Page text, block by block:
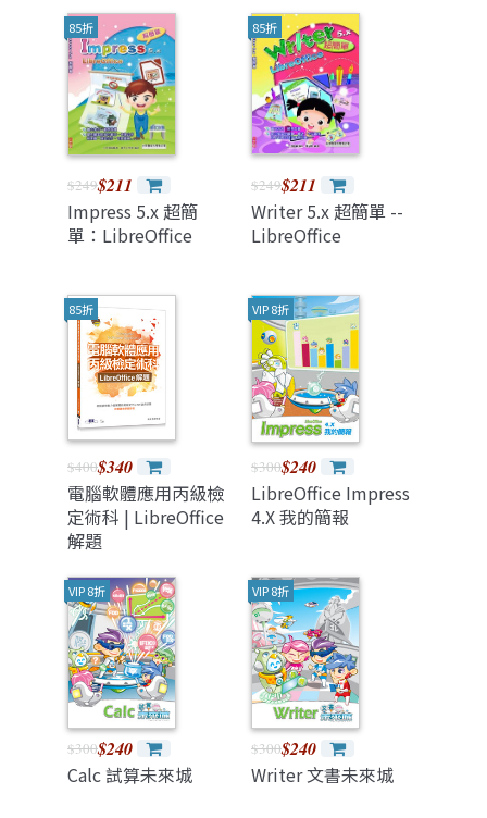
巧
85折
$249$211
Impress 5.x 超簡
單：LibreOffice
85折
$249$211
Writer 5.x 超簡單 --
LibreOffice
85折
$400$340
電腦軟體應用丙級檢
定術科 | LibreOffice
解題
VIP 8折
$300$240
LibreOffice Impress
4.X 我的簡報
VIP 8折
$300$240
Calc 試算未來城
VIP 8折
$300$240
Writer 文書未來城